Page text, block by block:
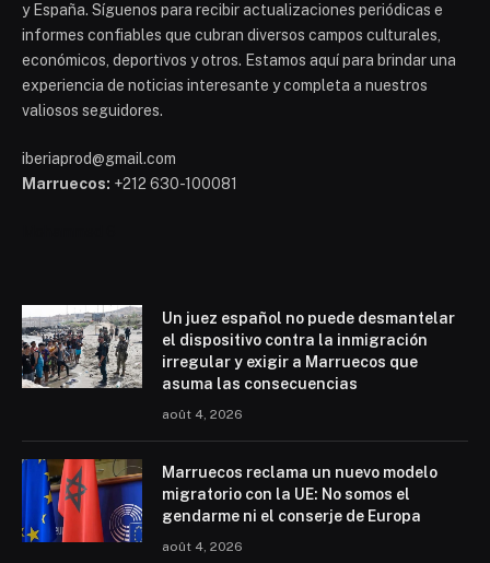
y España. Síguenos para recibir actualizaciones periódicas e
informes confiables que cubran diversos campos culturales,
económicos, deportivos y otros. Estamos aquí para brindar una
experiencia de noticias interesante y completa a nuestros
valiosos seguidores.
iberiaprod@gmail.com
Marruecos: +212 630-100081
Un juez español no puede desmantelar
el dispositivo contra la inmigración
irregular y exigir a Marruecos que
asuma las consecuencias
août 4, 2026
Marruecos reclama un nuevo modelo
migratorio con la UE: No somos el
gendarme ni el conserje de Europa
août 4, 2026